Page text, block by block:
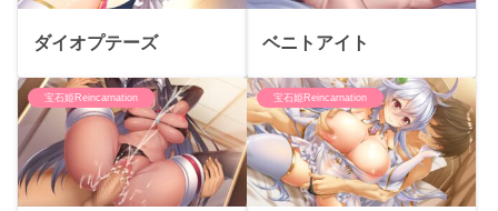
ダイオプテーズ ベニトアイト
宝石姫Reincarnation 宝石姫Reincarnation